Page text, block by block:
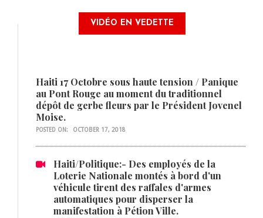
VIDÉO EN VEDETTE
Haiti 17 Octobre sous haute tension / Panique
au Pont Rouge au moment du traditionnel
dépôt de gerbe fleurs par le Président Jovenel
Moise.
POSTED ON: OCTOBER 17, 2018
Haiti/Politique:- Des employés de la
Loterie Nationale montés à bord d'un
véhicule tirent des raffales d'armes
automatiques pour disperser la
manifestation à Pétion Ville.